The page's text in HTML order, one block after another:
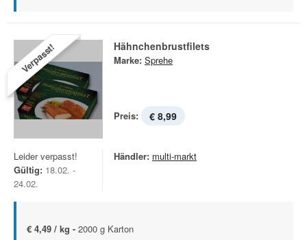
Verpasst! Hähnchenbrustfilets
Marke: Sprehe
Preis: € 8,99
Leider verpasst!
Gültig: 18.02. -
24.02.
Händler: multi-markt
€ 4,49 / kg - 2000 g Karton